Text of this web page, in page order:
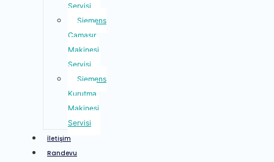
Servisi
Siemens
Çamaşır
Makinesi
Servisi
Siemens
Kurutma
Makinesi
Servisi
İletişim
Randevu